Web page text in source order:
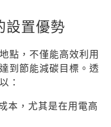
設置優勢
點，不僅能高效利用
到節能減碳目標。透
：
本，尤其是在用電高